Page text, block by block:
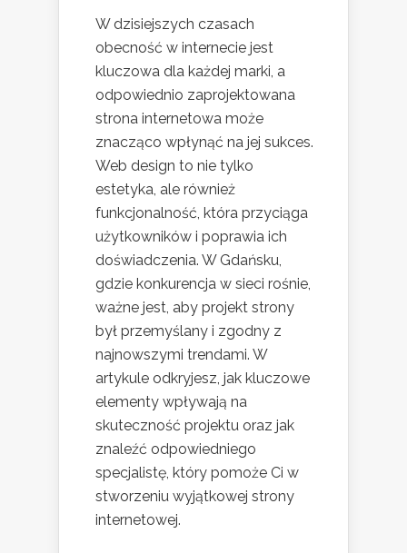
W dzisiejszych czasach
obecność w internecie jest
kluczowa dla każdej marki, a
odpowiednio zaprojektowana
strona internetowa może
znacząco wpłynąć na jej sukces.
Web design to nie tylko
estetyka, ale również
funkcjonalność, która przyciąga
użytkowników i poprawia ich
doświadczenia. W Gdańsku,
gdzie konkurencja w sieci rośnie,
ważne jest, aby projekt strony
był przemyślany i zgodny z
najnowszymi trendami. W
artykule odkryjesz, jak kluczowe
elementy wpływają na
skuteczność projektu oraz jak
znaleźć odpowiedniego
specjalistę, który pomoże Ci w
stworzeniu wyjątkowej strony
internetowej.